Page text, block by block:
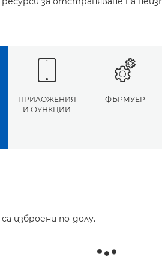
ПРИЛОЖЕНИЯ
И ФУНКЦИИ
ФЪРМУЕР
изброени по-долу.